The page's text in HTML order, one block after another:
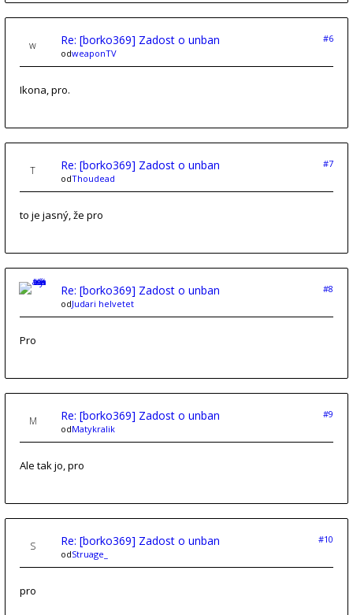
Re: [borko369] Zadost o unban
#6
odweaponTV
Ikona, pro.
Re: [borko369] Zadost o unban
#7
odThoudead
to je jasný, že pro
Re: [borko369] Zadost o unban
#8
odJudari helvetet
Pro
Re: [borko369] Zadost o unban
#9
odMatykralik
Ale tak jo, pro
Re: [borko369] Zadost o unban
#10
odStruage_
pro